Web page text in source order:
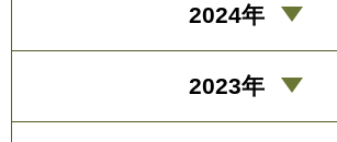
2024年
2023年